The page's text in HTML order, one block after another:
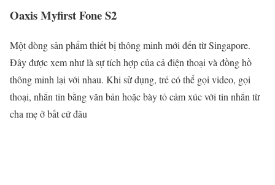
Oaxis Myfirst Fone S2
Một dòng sản phẩm thiết bị thông minh mới đến từ Singapore.
Đây được xem như là sự tích hợp của cả điện thoại và đồng hồ
thông minh lại với nhau. Khi sử dụng, trẻ có thể gọi video, gọi
thoại, nhắn tin bằng văn bản hoặc bày tỏ cảm xúc với tin nhắn từ
cha mẹ ở bất cứ đâu